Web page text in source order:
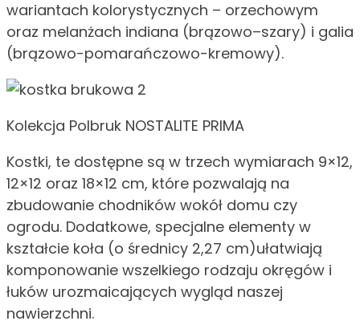
wariantach kolorystycznych – orzechowym
oraz melanżach indiana (brązowo–szary) i galia
(brązowo-pomarańczowo-kremowy).
Kolekcja Polbruk NOSTALITE PRIMA
Kostki, te dostępne są w trzech wymiarach 9×12,
12×12 oraz 18×12 cm, które pozwalają na
zbudowanie chodników wokół domu czy
ogrodu. Dodatkowe, specjalne elementy w
kształcie koła (o średnicy 2,27 cm)ułatwiają
komponowanie wszelkiego rodzaju okręgów i
łuków urozmaicających wygląd naszej
nawierzchni.